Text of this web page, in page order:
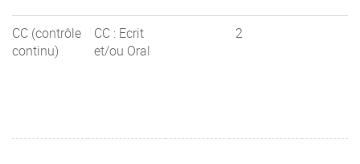
CC (contrôle
continu)
CC : Ecrit
et/ou Oral
2